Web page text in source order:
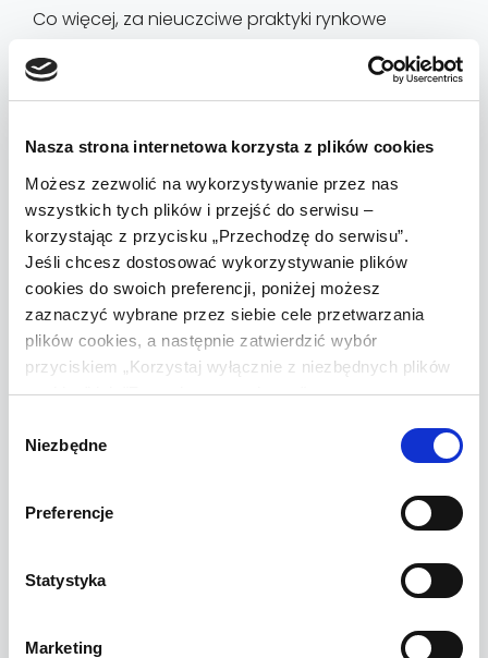
Nasza strona internetowa korzysta z plików cookies
Możesz zezwolić na wykorzystywanie przez nas
wszystkich tych plików i przejść do serwisu –
korzystając z przycisku „Przechodzę do serwisu”.
Jeśli chcesz dostosować wykorzystywanie plików
cookies do swoich preferencji, poniżej możesz
zaznaczyć wybrane przez siebie cele przetwarzania
plików cookies, a następnie zatwierdzić wybór
przyciskiem „Korzystaj wyłącznie z niezbędnych plików
cookies” lub "Zezwalam na wybrane".
zgody
Niezbędne
Preferencje
Statystyka
Marketing
Co więcej, za nieuczciwe praktyki rynkowe
twierdzenie przez przedsiębiorcę, który
produktach, że opinie o produkcie zostały
zamieszczone przez konsumentów, którzy
używali danego produktu lub go nabyli,
pomimo że przedsiębiorca ten nie podjął
uzasadnionych i proporcjonalnych kroków
w celu sprawdzenia, czy opinie te pochodzą
od tych konsumentów,
zamieszczanie lub zlecanie zamieszczania
rekomendacji konsumentów albo
konsumentów w celu promowania
Chcesz dowiedzieć się więcej o zbieraniu opinii
zgodnie z Dyrektywą Omnibus? Przeczytaj nasz
Dyrektywa Omnibus a opinie w